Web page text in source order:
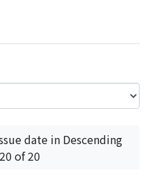
date in Descending
of 20